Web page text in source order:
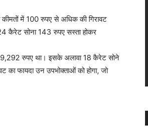
में 100 रुपए से अधिक की गिरावट
कैरेट सोना 143 रुपए सस्ता होकर
रुपए था। इसके अलावा 18 कैरेट सोने
फायदा उन उपभोक्ताओं को होगा, जो